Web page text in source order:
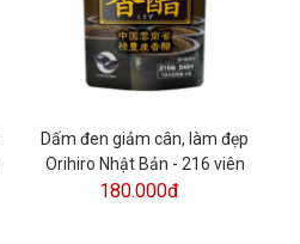
Dấm đen giảm cân, làm đẹp
Orihiro Nhật Bản - 216 viên
180.000đ